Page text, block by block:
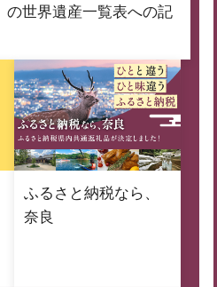
の世界遺産一覧表への記
ふるさと納税なら、
奈良